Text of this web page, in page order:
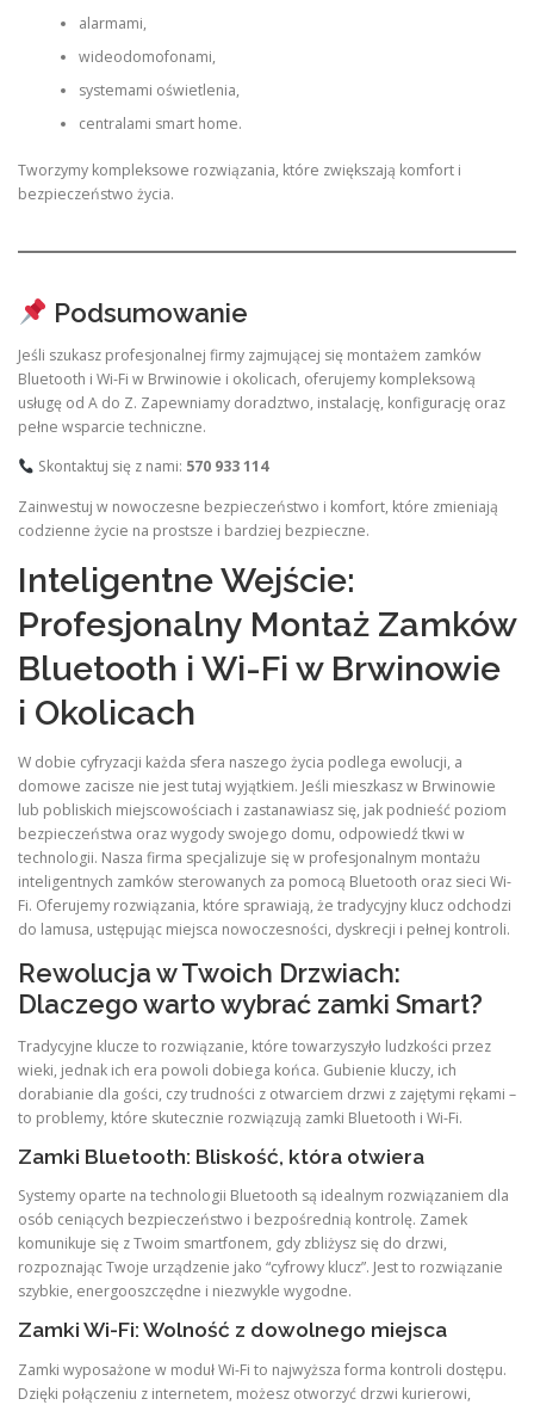
alarmami,
wideodomofonami,
systemami oświetlenia,
centralami smart home.
Tworzymy kompleksowe rozwiązania, które zwiększają komfort i
bezpieczeństwo życia.
Podsumowanie
Jeśli szukasz profesjonalnej firmy zajmującej się montażem zamków
Bluetooth i Wi-Fi w Brwinowie i okolicach, oferujemy kompleksową
usługę od A do Z. Zapewniamy doradztwo, instalację, konfigurację oraz
pełne wsparcie techniczne.
Skontaktuj się z nami: 570 933 114
Zainwestuj w nowoczesne bezpieczeństwo i komfort, które zmieniają
codzienne życie na prostsze i bardziej bezpieczne.
Inteligentne Wejście:
Profesjonalny Montaż Zamków
Bluetooth i Wi-Fi w Brwinowie
i Okolicach
W dobie cyfryzacji każda sfera naszego życia podlega ewolucji, a
domowe zacisze nie jest tutaj wyjątkiem. Jeśli mieszkasz w Brwinowie
lub pobliskich miejscowościach i zastanawiasz się, jak podnieść poziom
bezpieczeństwa oraz wygody swojego domu, odpowiedź tkwi w
technologii. Nasza firma specjalizuje się w profesjonalnym montażu
inteligentnych zamków sterowanych za pomocą Bluetooth oraz sieci Wi-
Fi. Oferujemy rozwiązania, które sprawiają, że tradycyjny klucz odchodzi
do lamusa, ustępując miejsca nowoczesności, dyskrecji i pełnej kontroli.
Rewolucja w Twoich Drzwiach:
Dlaczego warto wybrać zamki Smart?
Tradycyjne klucze to rozwiązanie, które towarzyszyło ludzkości przez
wieki, jednak ich era powoli dobiega końca. Gubienie kluczy, ich
dorabianie dla gości, czy trudności z otwarciem drzwi z zajętymi rękami –
to problemy, które skutecznie rozwiązują zamki Bluetooth i Wi-Fi.
Zamki Bluetooth: Bliskość, która otwiera
Systemy oparte na technologii Bluetooth są idealnym rozwiązaniem dla
osób ceniących bezpieczeństwo i bezpośrednią kontrolę. Zamek
komunikuje się z Twoim smartfonem, gdy zbliżysz się do drzwi,
rozpoznając Twoje urządzenie jako “cyfrowy klucz”. Jest to rozwiązanie
szybkie, energooszczędne i niezwykle wygodne.
Zamki Wi-Fi: Wolność z dowolnego miejsca
Zamki wyposażone w moduł Wi-Fi to najwyższa forma kontroli dostępu.
Dzięki połączeniu z internetem, możesz otworzyć drzwi kurierowi,